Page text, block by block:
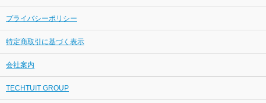
プライバシーポリシー
特定商取引に基づく表示
会社案内
TECHTUIT GROUP